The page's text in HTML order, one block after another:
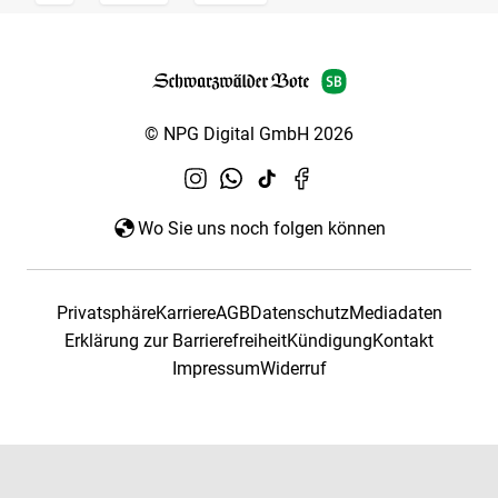
© NPG Digital GmbH 2026
Wo Sie uns noch folgen können
PrivatsphäreKarriereAGBDatenschutzMediadaten
Erklärung zur BarrierefreiheitKündigungKontakt
ImpressumWiderruf